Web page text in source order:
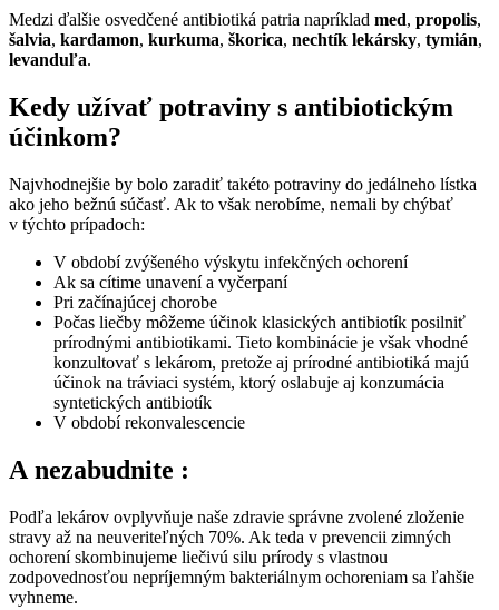
Medzi ďalšie osvedčené antibiotiká patria napríklad med, propolis,
šalvia, kardamon, kurkuma, škorica, nechtík lekársky, tymián,
levanduľa.
Kedy užívať potraviny s antibiotickým
účinkom?
Najvhodnejšie by bolo zaradiť takéto potraviny do jedálneho lístka
ako jeho bežnú súčasť. Ak to však nerobíme, nemali by chýbať
v týchto prípadoch:
V období zvýšeného výskytu infekčných ochorení
Ak sa cítime unavení a vyčerpaní
Pri začínajúcej chorobe
Počas liečby môžeme účinok klasických antibiotík posilniť
prírodnými antibiotikami. Tieto kombinácie je však vhodné
konzultovať s lekárom, pretože aj prírodné antibiotiká majú
účinok na tráviaci systém, ktorý oslabuje aj konzumácia
syntetických antibiotík
V období rekonvalescencie
A nezabudnite :
Podľa lekárov ovplyvňuje naše zdravie správne zvolené zloženie
stravy až na neuveriteľných 70%. Ak teda v prevencii zimných
ochorení skombinujeme liečivú silu prírody s vlastnou
zodpovednosťou nepríjemným bakteriálnym ochoreniam sa ľahšie
vyhneme.